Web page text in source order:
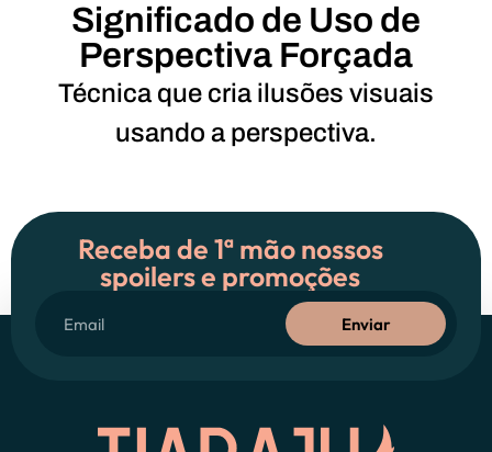
Significado de Uso de
Perspectiva Forçada
Técnica que cria ilusões visuais
usando a perspectiva.
Receba de 1ª mão nossos
spoilers e promoções
Enviar